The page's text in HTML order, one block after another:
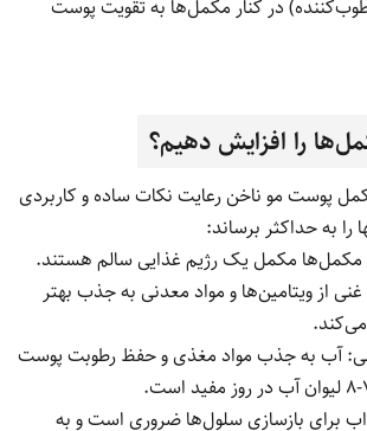
در کنار مکمل‌ها به تقویت پوست
را افزایش دهیم؟
پوست مو ناخن رعایت نکات ساده و کاربردی
را به حداکثر برساند:
مکمل‌ها مکمل یک رژیم غذایی سالم هستند.
از ویتامین‌ها و مواد معدنی به جذب بهتر
آب به جذب مواد مغذی و حفظ رطوبت پوست
برای بازسازی سلول‌ها ضروری است و به